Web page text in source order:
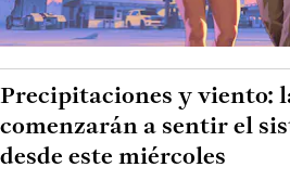
Precipitaciones y viento:
comenzarán a sentir el
desde este miércoles